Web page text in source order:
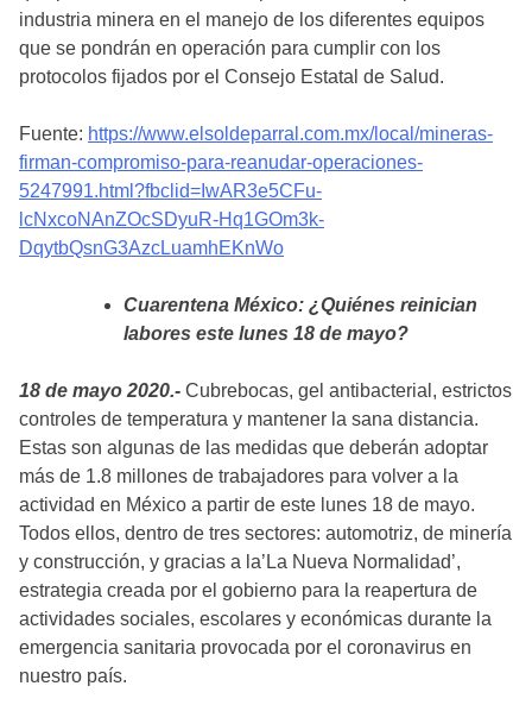
industria minera en el manejo de los diferentes equipos
que se pondrán en operación para cumplir con los
protocolos fijados por el Consejo Estatal de Salud.
Fuente: https://www.elsoldeparral.com.mx/local/mineras-
firman-compromiso-para-reanudar-operaciones-
5247991.html?fbclid=IwAR3e5CFu-
lcNxcoNAnZOcSDyuR-Hq1GOm3k-
DqytbQsnG3AzcLuamhEKnWo
Cuarentena México: ¿Quiénes reinician
labores este lunes 18 de mayo?
18 de mayo 2020.- Cubrebocas, gel antibacterial, estrictos
controles de temperatura y mantener la sana distancia.
Estas son algunas de las medidas que deberán adoptar
más de 1.8 millones de trabajadores para volver a la
actividad en México a partir de este lunes 18 de mayo.
Todos ellos, dentro de tres sectores: automotriz, de minería
y construcción, y gracias a la’La Nueva Normalidad’,
estrategia creada por el gobierno para la reapertura de
actividades sociales, escolares y económicas durante la
emergencia sanitaria provocada por el coronavirus en
nuestro país.